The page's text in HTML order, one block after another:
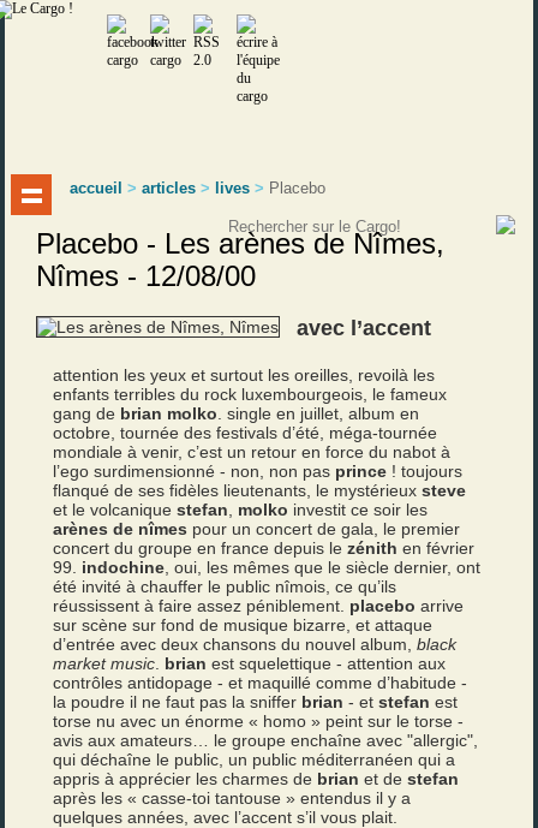
accueil >articles > lives > Placebo
Placebo - Les arènes de Nîmes,
Nîmes - 12/08/00
avec l’accent
attention les yeux et surtout les oreilles, revoilà les
enfants terribles du rock luxembourgeois, le fameux
gang de brian molko . single en juillet, album en
octobre, tournée des festivals d’été, méga-tournée
mondiale à venir, c’est un retour en force du nabot à
l’ego surdimensionné - non, non pas prince ! toujours
flanqué de ses fidèles lieutenants, le mystérieuxsteve
et le volcaniquestefan molko investit ce soir les
arènes de nîmes pour un concert de gala, le premier
concert du groupe en france depuis lezénith en février
99. indochine , oui, les mêmes que le siècle dernier, ont
été invité à chauffer le public nîmois, ce qu’ils
réussissent à faire assez péniblement. placebo arrive
sur scène sur fond de musique bizarre, et attaque
d’entrée avec deux chansons du nouvel album,black
market music brian est squelettique - attention aux
contrôles antidopage - et maquillé comme d’habitude -
la poudre il ne faut pas la sniffer brian - etstefan est
torse nu avec un énorme « homo » peint sur le torse -
avis aux amateurs… le groupe enchaîne avec "allergic",
qui déchaîne le public, un public méditerranéen qui a
appris à apprécier les charmes de brian et destefan
après les « casse-toi tantouse » entendus il y a
quelques années, avec l’accent s’il vous plait.